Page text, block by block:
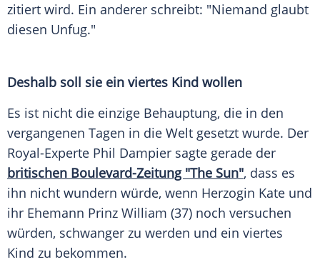
zitiert wird. Ein anderer schreibt: "Niemand glaubt
diesen Unfug."
Deshalb soll sie ein viertes Kind wollen
Es ist nicht die einzige Behauptung, die in den
vergangenen Tagen in die Welt gesetzt wurde. Der
Royal-Experte Phil Dampier sagte gerade der
britischen Boulevard-Zeitung "The Sun", dass es
ihn nicht wundern würde, wenn Herzogin Kate und
ihr Ehemann Prinz William (37) noch versuchen
würden, schwanger zu werden und ein viertes
Kind zu bekommen.